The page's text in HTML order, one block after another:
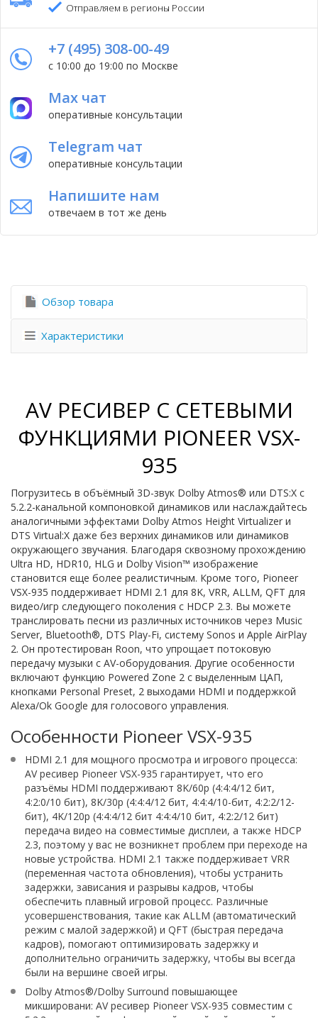
Отправляем в регионы России
+7 (495) 308-00-49
с 10:00 до 19:00 по Москве
Max чат
оперативные консультации
Telegram чат
оперативные консультации
Напишите нам
отвечаем в тот же день
Обзор товара
Характеристики
AV РЕСИВЕР С СЕТЕВЫМИ
ФУНКЦИЯМИ PIONEER VSX-
935
Погрузитесь в объёмный 3D-звук Dolby Atmos® или DTS:X с
5.2.2-канальной компоновкой динамиков или наслаждайтесь
аналогичными эффектами Dolby Atmos Height Virtualizer и
DTS Virtual:X даже без верхних динамиков или динамиков
окружающего звучания. Благодаря сквозному прохождению
Ultra HD, HDR10, HLG и Dolby Vision™ изображение
становится еще более реалистичным. Кроме того, Pioneer
VSX-935 поддерживает HDMI 2.1 для 8K, VRR, ALLM, QFT для
видео/игр следующего поколения с HDCP 2.3. Вы можете
транслировать песни из различных источников через Music
Server, Bluetooth®, DTS Play-Fi, систему Sonos и Apple AirPlay
2. Он протестирован Roon, что упрощает потоковую
передачу музыки с AV-оборудования. Другие особенности
включают функцию Powered Zone 2 с выделенным ЦАП,
кнопками Personal Preset, 2 выходами HDMI и поддержкой
Alexa/Ok Google для голосового управления.
Особенности Pioneer VSX-935
HDMI 2.1 для мощного просмотра и игрового процесса:
AV ресивер Pioneer VSX-935 гарантирует, что его
разъёмы HDMI поддерживают 8K/60p (4:4:4/12 бит,
4:2:0/10 бит), 8K/30p (4:4:4/12 бит, 4:4:4/10-бит, 4:2:2/12-
бит), 4K/120p (4:4:4/12 бит 4:4:4/10 бит, 4:2:2/12 бит)
передача видео на совместимые дисплеи, а также HDCP
2.3, поэтому у вас не возникнет проблем при переходе на
новые устройства. HDMI 2.1 также поддерживает VRR
(переменная частота обновления), чтобы устранить
задержки, зависания и разрывы кадров, чтобы
обеспечить плавный игровой процесс. Различные
усовершенствования, такие как ALLM (автоматический
режим с малой задержкой) и QFT (быстрая передача
кадров), помогают оптимизировать задержку и
дополнительно ограничить задержку, чтобы вы всегда
были на вершине своей игры.
Dolby Atmos®/Dolby Surround повышающее
микшировани: AV ресивер Pioneer VSX-935 совместим с